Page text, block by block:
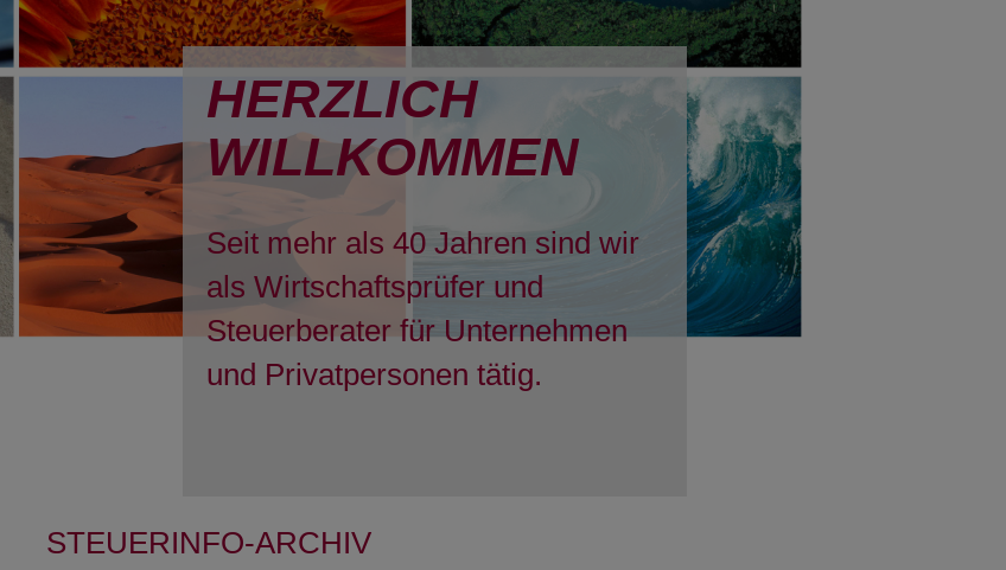
HERZLICH
WILLKOMMEN
Seit mehr als 40 Jahren sind wir
als Wirtschaftsprüfer und
Steuerberater für Unternehmen
und Privatpersonen tätig.
STEUERINFO-ARCHIV